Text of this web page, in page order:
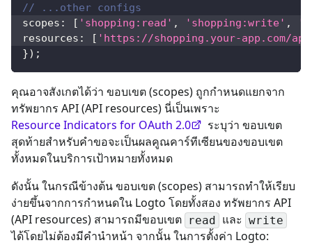
// ...other configs
scopes : [ 'shopping:read' , 'shopping:write' ,
resources : [ 'https://shopping.your-app.com/
}) ;
คุณอาจสังเกตได้ว่า ขอบเขต (scopes) ถูกกำหนดแยกจาก
ทรัพยากร API (API resources) นี่เป็นเพราะ
Resource Indicators for OAuth 2.0
ระบุว่า ขอบเขต
สุดท้ายสำหรับคำขอจะเป็นผลคูณคาร์ทีเซียนของขอบเขต
ทั้งหมดในบริการเป้าหมายทั้งหมด
ดังนั้น ในกรณีข้างต้น ขอบเขต (scopes) สามารถทำให้เรียบ
ง่ายขึ้นจากการกำหนดใน Logto โดยทั้งสอง ทรัพยากร API
(API resources) สามารถมีขอบเขต read และ write
ได้โดยไม่ต้องมีคำนำหน้า จากนั้น ในการตั้งค่า Logto: